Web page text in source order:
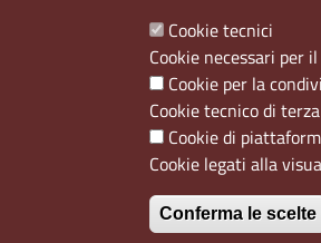
Menù privacy
Cookie Note Legali
Cookie tecnici
Cookie necessari per
Cookie per la
Cookie tecnico di
Cookie di
Cookie legati alla
Conferma le scelte